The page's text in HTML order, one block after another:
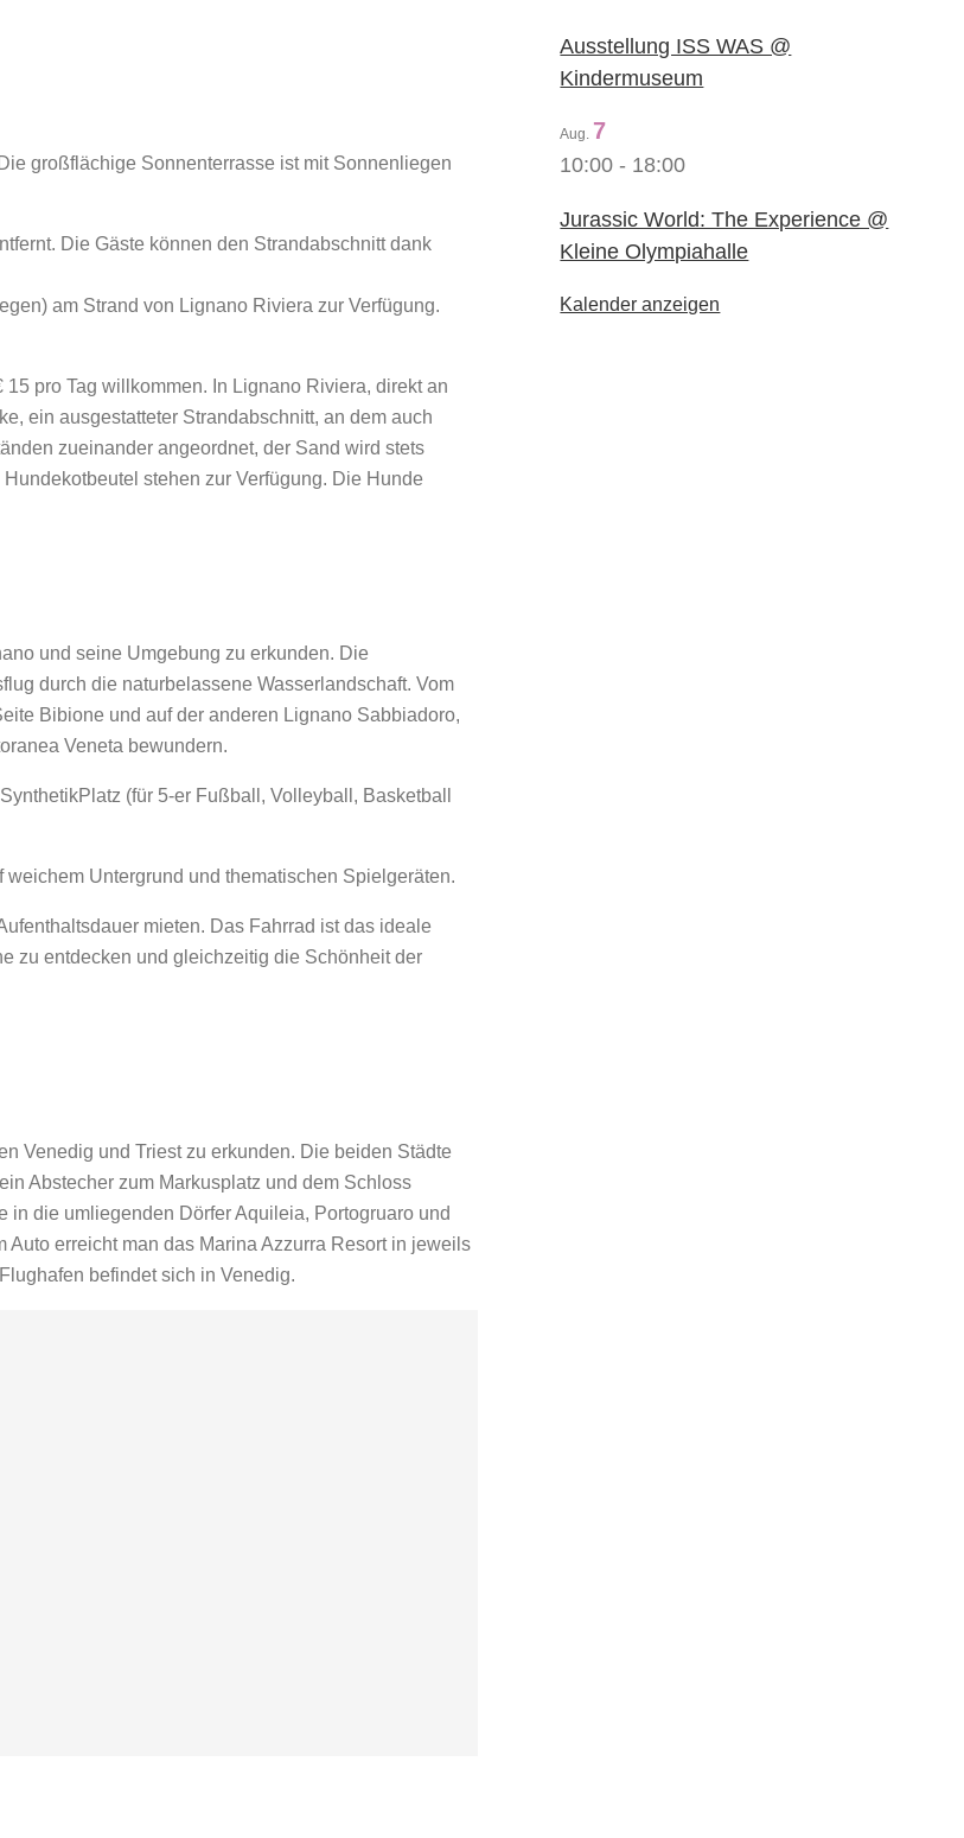
großflächige Sonnenterrasse ist mit Sonnenliegen
Die Gäste können den Strandabschnitt dank
am Strand von Lignano Riviera zur Verfügung.
pro Tag willkommen. In Lignano Riviera, direkt an
ein ausgestatteter Strandabschnitt, an dem auch
zueinander angeordnet, der Sand wird stets
stehen zur Verfügung. Die Hunde
und seine Umgebung zu erkunden. Die
durch die naturbelassene Wasserlandschaft. Vom
Bibione und auf der anderen Lignano Sabbiadoro,
Veneta bewundern.
(für 5-er Fußball, Volleyball, Basketball
Untergrund und thematischen Spielgeräten.
mieten. Das Fahrrad ist das ideale
zu entdecken und gleichzeitig die Schönheit der
Venedig und Triest zu erkunden. Die beiden Städte
Abstecher zum Markusplatz und dem Schloss
die umliegenden Dörfer Aquileia, Portogruaro und
erreicht man das Marina Azzurra Resort in jeweils
befindet sich in Venedig.
Ausstellung ISS WAS @
Kindermuseum
Aug. 7
10:00 - 18:00
Jurassic World: The Experience @
Kleine Olympiahalle
Kalender anzeigen